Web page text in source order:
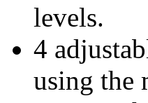
levels.
4
using the